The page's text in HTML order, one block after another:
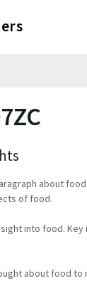
about
of food.
into food.
about food to